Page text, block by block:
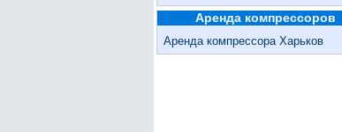
Аренда компрессоров
Аренда компрессора Харьков